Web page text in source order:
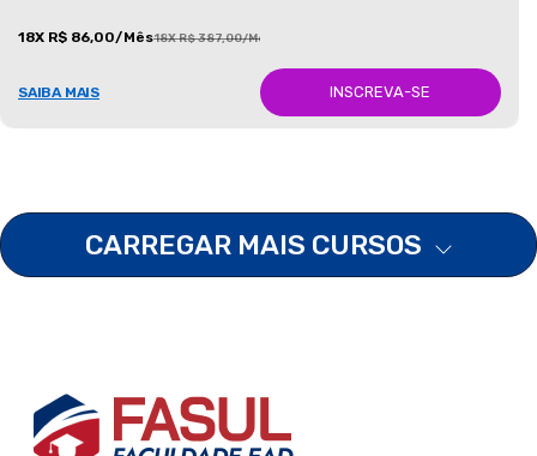
18X R$ 86,00/Mês18X R$ 387,00/Mês
SAIBA MAIS INSCREVA-SE
CARREGAR MAIS CURSOS